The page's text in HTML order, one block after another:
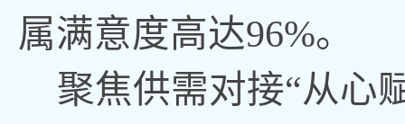
属满意度高达96%。
聚焦供需对接“从心